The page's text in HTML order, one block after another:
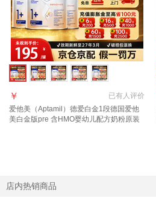
已有人评价
￥
爱他美（Aptamil）德爱白金1段德国爱他
美白金版pre 含HMO婴幼儿配方奶粉原装
店内热销商品